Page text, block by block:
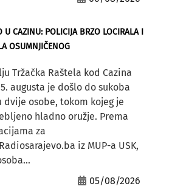
U CAZINU: POLICIJA BRZO LOCIRALA I
OSUMNJIČENOG
Tržačka Raštela kod Cazina
augusta je došlo do sukoba
dvije osobe, tokom kojeg je
hladno oružje. Prema
za
iz MUP-a USK,
05/08/2026